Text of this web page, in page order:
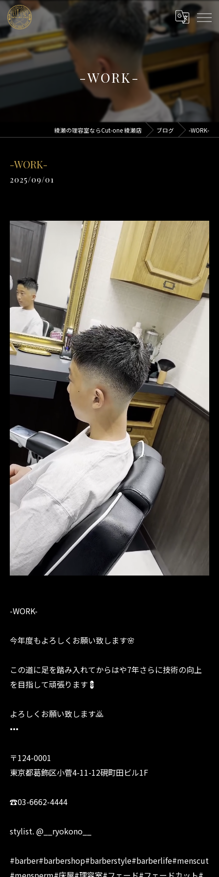
-WORK-
綾瀬の理容室ならCut-one 綾瀬店 ブログ -WORK-
-WORK-
2025/09/01
-WORK-
今年度もよろしくお願い致します🌸
この道に足を踏み入れてからはや7年さらに技術の向上
を目指して頑張ります💈
よろしくお願い致します🙇
•••
〒124-0001
東京都葛飾区小菅4-11-12硯町田ビル1F
☎︎03-6662-4444
stylist. @__ryokono__
#barber#barbershop#barberstyle#barberlife#menscut